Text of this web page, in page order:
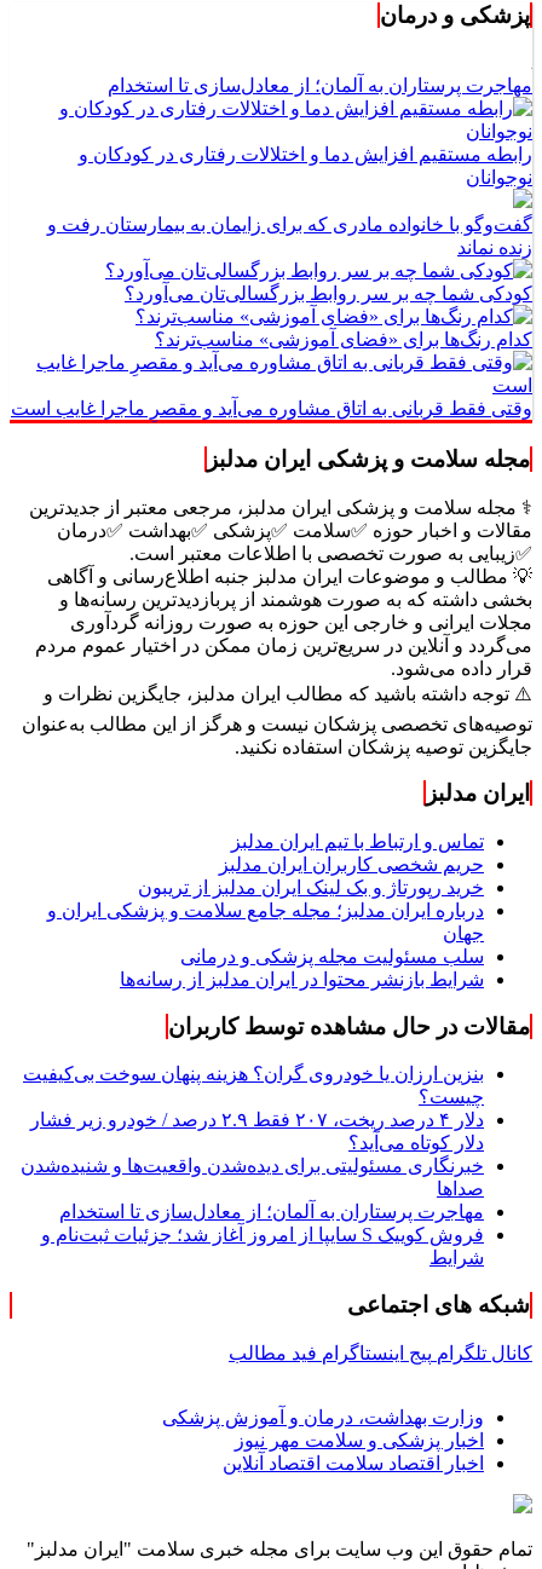
پزشکی و درمان
مهاجرت پرستاران به آلمان؛ از معادل‌سازی تا استخدام
رابطه مستقیم افزایش دما و اختلالات رفتاری در کودکان و
نوجوانان
گفت‌وگو با خانواده مادری که برای زایمان به بیمارستان رفت و
زنده نماند
کودکی شما چه بر سر روابط بزرگسالی‌تان می‌آورد؟
کدام رنگ‌ها برای «فضای آموزشی» مناسب‌ترند؟
وقتی فقط قربانی به اتاق مشاوره می‌آید و مقصرِ ماجرا غایب است
مجله سلامت و پزشکی ایران مدلبز
⚕️ مجله سلامت و پزشکی ایران مدلبز، مرجعی معتبر از جدیدترین
مقالات و اخبار حوزه ✅سلامت ✅پزشکی ✅بهداشت ✅درمان
✅زیبایی به صورت تخصصی با اطلاعات معتبر است.
💡 مطالب و موضوعات ایران مدلبز جنبه اطلاع‌رسانی و آگاهی
بخشی داشته که به صورت هوشمند از پربازدیدترین رسانه‌ها و
مجلات ایرانی و خارجی این حوزه به صورت روزانه گردآوری
می‌گردد و آنلاین در سریع‌ترین زمان ممکن در اختیار عموم مردم
قرار داده می‌شود.
⚠️ توجه داشته باشید که مطالب ایران مدلبز، جایگزین نظرات و
توصیه‌های تخصصی پزشکان نیست و هرگز از این مطالب به‌عنوان
جایگزین توصیه پزشکان استفاده نکنید.
ایران مدلبز
تماس و ارتباط با تیم ایران مدلبز
حریم شخصی کاربران ایران مدلبز
خرید رپورتاژ و بک لینک ایران مدلبز از تریبون
درباره ایران مدلبز؛ مجله جامع سلامت و پزشکی ایران و
جهان
سلب مسئولیت مجله پزشکی و درمانی
شرایط بازنشر محتوا در ایران مدلبز از رسانه‌ها
مقالات در حال مشاهده توسط کاربران
بنزین ارزان یا خودروی گران؟ هزینه پنهان سوخت بی‌کیفیت
چیست؟
دلار ۴ درصد ریخت، ۲۰۷ فقط ۲.۹ درصد / خودرو زیر فشار
دلار کوتاه می‌آید؟
خبرنگاری مسئولیتی برای دیده‌شدن واقعیت‌ها و شنیده‌شدن
صداها
مهاجرت پرستاران به آلمان؛ از معادل‌سازی تا استخدام
فروش کوییک S سایپا از امروز آغاز شد؛ جزئیات ثبت‌نام و
شرایط
شبکه های اجتماعی
کانال تلگرام پیج اینستاگرام فید مطالب
وزارت بهداشت، درمان و آموزش پزشکی
اخبار پزشکی و سلامت مهر نیوز
اخبار اقتصاد سلامت اقتصاد آنلاین
تمام حقوق این وب سایت برای مجله خبری سلامت "ایران مدلبز"